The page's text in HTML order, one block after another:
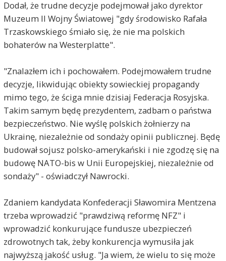
Dodał, że trudne decyzje podejmował jako dyrektor
Muzeum II Wojny Światowej "gdy środowisko Rafała
Trzaskowskiego śmiało się, że nie ma polskich
bohaterów na Westerplatte".
"Znalazłem ich i pochowałem. Podejmowałem trudne
decyzje, likwidując obiekty sowieckiej propagandy
mimo tego, że ściga mnie dzisiaj Federacja Rosyjska.
Takim samym będę prezydentem, zadbam o państwa
bezpieczeństwo. Nie wyślę polskich żołnierzy na
Ukrainę, niezależnie od sondaży opinii publicznej. Będę
budował sojusz polsko-amerykański i nie zgodzę się na
budowę NATO-bis w Unii Europejskiej, niezależnie od
sondaży" - oświadczył Nawrocki.
Zdaniem kandydata Konfederacji Sławomira Mentzena
trzeba wprowadzić "prawdziwą reformę NFZ" i
wprowadzić konkurujące fundusze ubezpieczeń
zdrowotnych tak, żeby konkurencja wymusiła jak
najwyższą jakość usług. "Ja wiem, że wielu to się może